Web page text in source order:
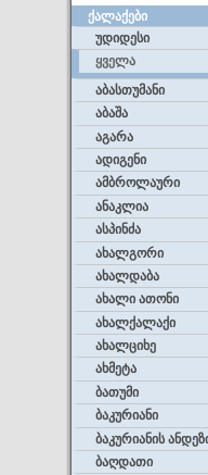
ᲥᲐᲚᲐᲥᲔᲑᲘ
უდიდესი
ყველა
აბასთუმანი
აბაშა
აგარა
ადიგენი
ამბროლაური
ანაკლია
ასპინძა
ახალგორი
ახალდაბა
ახალი ათონი
ახალქალაქი
ახალციხე
ახმეტა
ბათუმი
ბაკურიანი
ბაკურიანის
ბაღდათი